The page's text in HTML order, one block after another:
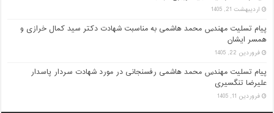
اردیبهشت 21, 1405
پیام تسلیت مهندس محمد هاشمی به مناسبت شهادت دکتر سید کمال خرازی و
همسر ایشان
فروردین 22, 1405
پیام تسلیت مهندس محمد هاشمی رفسنجانی در مورد شهادت سردار پاسدار
علیرضا تنگسیری
فروردین 11, 1405